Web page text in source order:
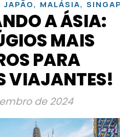
JAPÃO, MALÁSIA,
A ÁSIA:
MAIS
PARA
VIAJANTES!
de 2024